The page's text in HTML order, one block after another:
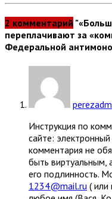
2 комментарий
переплачивают за
Федеральной
Инструкция по
сайте:
комментария не
быть виртуальным,
его подлинность.
1234@mail.ru ( или